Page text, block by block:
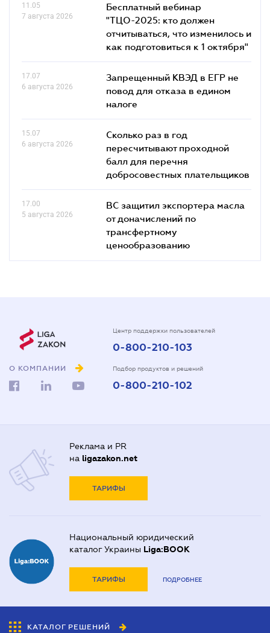
11.05
7 августа 2026
Бесплатный вебинар
"ТЦО-2025: кто должен
отчитываться, что изменилось и
как подготовиться к 1 октября"
17.07
6 августа 2026
Запрещенный КВЭД в ЕГР не
повод для отказа в едином
налоге
15.07
6 августа 2026
Сколько раз в год
пересчитывают проходной
балл для перечня
добросовестных плательщиков
17.00
5 августа 2026
ВС защитил экспортера масла
от доначислений по
трансфертному
ценообразованию
О КОМПАНИИ
Центр поддержки пользователей
0-800-210-103
Подбор продуктов и решений
0-800-210-102
Реклама и PR
на ligazakon.net
ТАРИФЫ
Национальный юридический
каталог Украины Liga:BOOK
ТАРИФЫ ПОДРОБНЕЕ
КАТАЛОГ РЕШЕНИЙ